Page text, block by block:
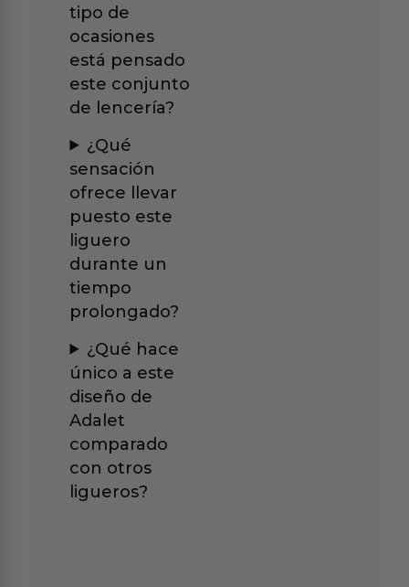
tipo de
ocasiones
está pensado
este conjunto
de lencería?
¿Qué
sensación
ofrece llevar
puesto este
liguero
durante un
tiempo
prolongado?
¿Qué hace
único a este
diseño de
Adalet
comparado
con otros
ligueros?